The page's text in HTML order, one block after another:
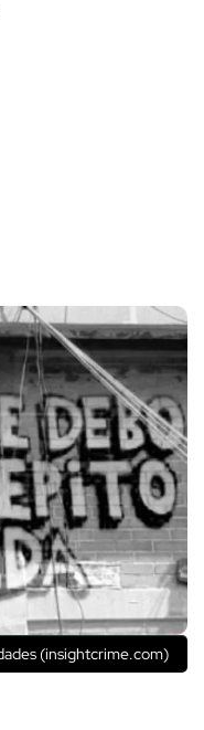
(insightcrime.com)